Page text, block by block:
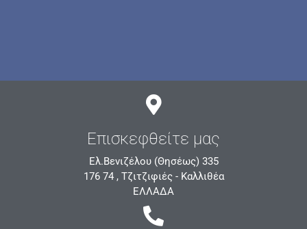
Επισκεφθείτε μας
Ελ.Βενιζέλου (Θησέως) 335
176 74 , Τζιτζιφιές - Καλλιθέα
ΕΛΛΑΔΑ